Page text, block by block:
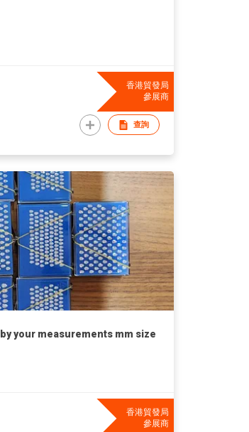
香港貿發局
參展商
查詢
your measurements mm size
香港貿發局
參展商